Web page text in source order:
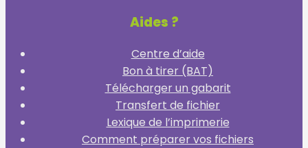
Aides ?
Centre d’aide
Bon à tirer (BAT)
Télécharger un gabarit
Transfert de fichier
Lexique de l’imprimerie
Comment préparer vos fichiers